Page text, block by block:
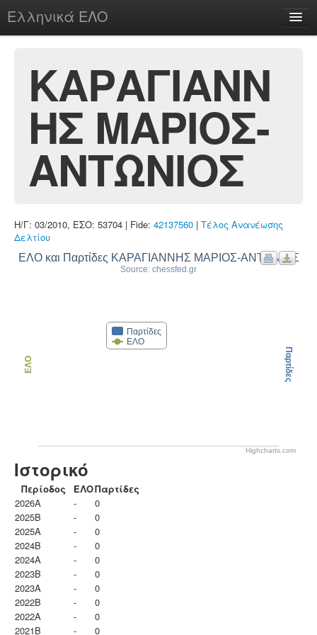
Ελληνικά ΕΛΟ
chesstu.be @ discord
Login
ΚΑΡΑΓΙΑΝΝ
ΗΣ ΜΑΡΙΟΣ-
ΑΝΤΩΝΙΟΣ
Η/Γ: 03/2010, ΕΣΟ: 53704 | Fide: 42137560 | Τέλος Ανανέωσης
Δελτίου
ΕΛΟ και Παρτίδες ΚΑΡΑΓΙΑΝΝΗΣ ΜΑΡΙΟΣ-ΑΝΤΩΝΙΟΣ
Source: chessfed.gr
Παρτίδες
ΕΛΟ
ΕΛΟ Παρτίδες
Highcharts.com
Ιστορικό
Περίοδος ΕΛΟΠαρτίδες
2026A
-
0
2025B
-
0
2025A
-
0
2024B
-
0
2024A
-
0
2023B
-
0
2023Α
-
0
2022B
-
0
2022A
-
0
2021B
- 0